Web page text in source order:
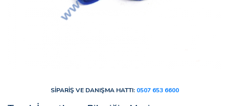
SİPARİŞ VE DANIŞMA HATTI: 0507 653 6600